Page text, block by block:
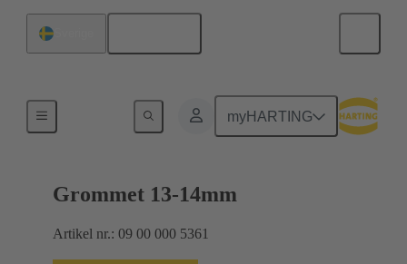
myHARTING
Grommet 13-14mm
Artikel nr.: 09 00 000 5361